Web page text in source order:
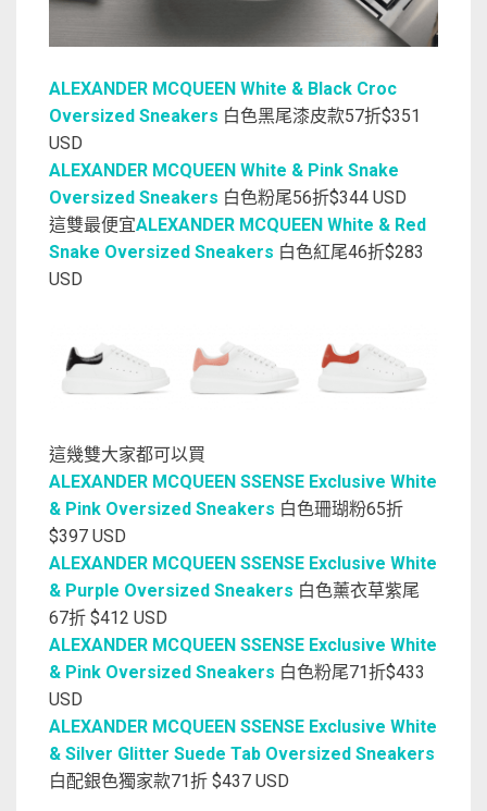
ALEXANDER MCQUEEN White & Black Croc
Oversized Sneakers 白色黑尾漆皮款57折$351
USD
ALEXANDER MCQUEEN White & Pink Snake
Oversized Sneakers 白色粉尾56折$344 USD
這雙最便宜ALEXANDER MCQUEEN White & Red
Snake Oversized Sneakers 白色紅尾46折$283
USD
這幾雙大家都可以買
ALEXANDER MCQUEEN SSENSE Exclusive White
& Pink Oversized Sneakers 白色珊瑚粉65折
$397 USD
ALEXANDER MCQUEEN SSENSE Exclusive White
& Purple Oversized Sneakers 白色薰衣草紫尾
67折 $412 USD
ALEXANDER MCQUEEN SSENSE Exclusive White
& Pink Oversized Sneakers 白色粉尾71折$433
USD
ALEXANDER MCQUEEN SSENSE Exclusive White
& Silver Glitter Suede Tab Oversized Sneakers
白配銀色獨家款71折 $437 USD